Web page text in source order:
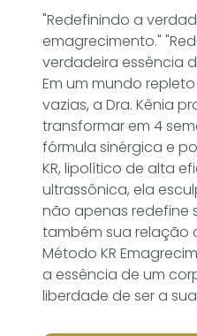
"Redefinindo a
emagrecimento."
verdadeira essência
Em um mundo
vazias, a Dra. Kênia
transformar em 4
fórmula sinérgica e
KR, lipolítico de alta
ultrassônica, ela
não apenas redefine
também sua relação
Método KR
a essência de um
liberdade de ser a